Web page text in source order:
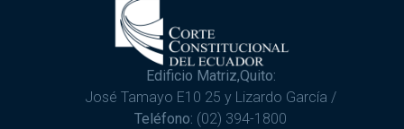
Edificio Matriz,Quito:
José Tamayo E10 25 y Lizardo García /
Teléfono: (02) 394-1800